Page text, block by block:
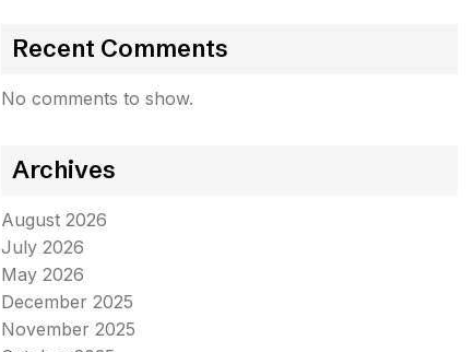
Recent Comments
No comments to show.
Archives
August 2026
July 2026
May 2026
December 2025
November 2025